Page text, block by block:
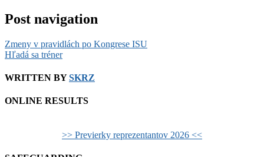
Post navigation
Zmeny v pravidlách po Kongrese ISU
Hľadá sa tréner
WRITTEN BYSKRZ
ONLINE RESULTS
>> Previerky reprezentantov 2026 <<